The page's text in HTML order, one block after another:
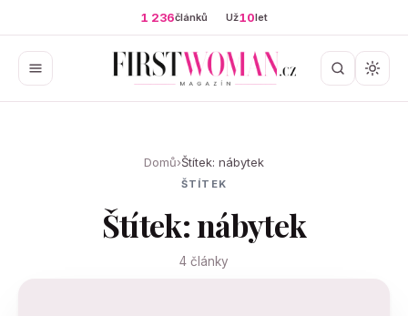
1 236článků Už10let
Domů›Štítek: nábytek
ŠTÍTEK
Štítek: nábytek
4 články